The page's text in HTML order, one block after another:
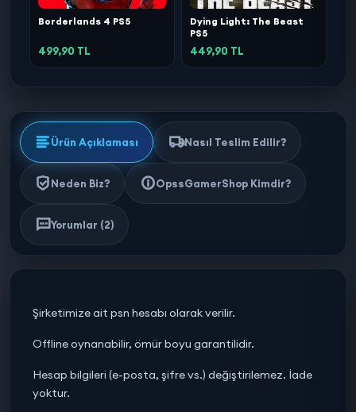
Borderlands 4 PS5
499,90 TL
Dying Light: The Beast
PS5
449,90 TL
Ürün Açıklaması Nasıl Teslim Edilir?
Neden Biz? OpssGamerShop Kimdir?
Yorumlar (2)
Şirketimize ait psn hesabı olarak verilir.
Offline oynanabilir, ömür boyu garantilidir.
Hesap bilgileri (e-posta, şifre vs.) değiştirilemez. İade
yoktur.